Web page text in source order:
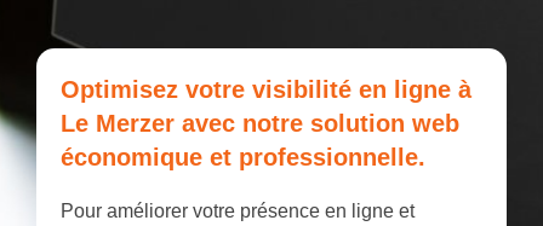
Optimisez votre visibilité en ligne à
Le Merzer avec notre solution web
économique et professionnelle.
Pour améliorer votre présence en ligne et